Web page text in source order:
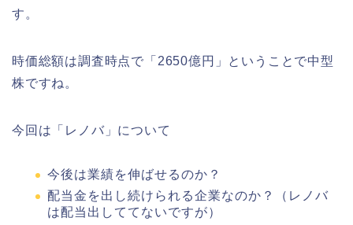
す。
時価総額は調査時点で「2650億円」ということで中型
株ですね。
今回は「レノバ」について
今後は業績を伸ばせるのか？
配当金を出し続けられる企業なのか？（レノバ
は配当出しててないですが）